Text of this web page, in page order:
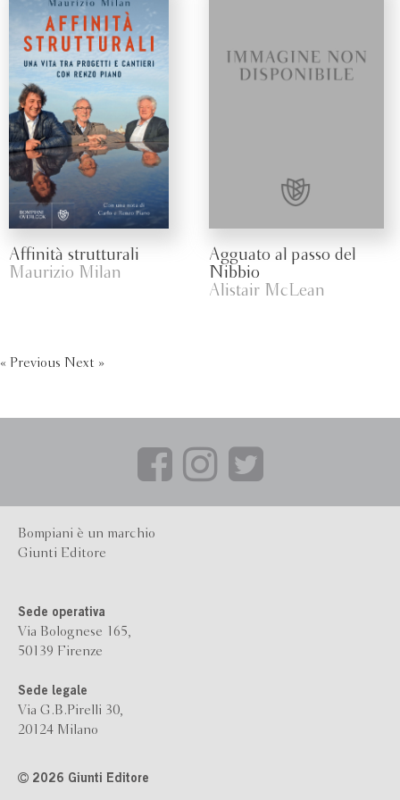
Affinità strutturali
Maurizio Milan
Agguato al passo del
Nibbio
Alistair McLean
« Previous Next »
Bompiani è un marchio
Giunti Editore
Sede operativa
Via Bolognese 165,
50139 Firenze
Sede legale
Via G.B.Pirelli 30,
20124 Milano
2026 Giunti Editore